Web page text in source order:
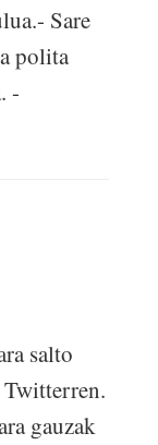
Sare
polita
-
salto
Twitterren.
gauzak